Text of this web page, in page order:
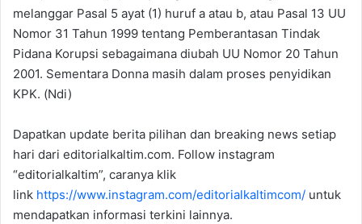
melanggar Pasal 5 ayat (1) huruf a atau b, atau Pasal 13 UU
Nomor 31 Tahun 1999 tentang Pemberantasan Tindak
Pidana Korupsi sebagaimana diubah UU Nomor 20 Tahun
2001. Sementara Donna masih dalam proses penyidikan
KPK. (Ndi)
Dapatkan update berita pilihan dan breaking news setiap
hari dari editorialkaltim.com. Follow instagram
“editorialkaltim”, caranya klik
link https://www.instagram.com/editorialkaltimcom/ untuk
mendapatkan informasi terkini lainnya.